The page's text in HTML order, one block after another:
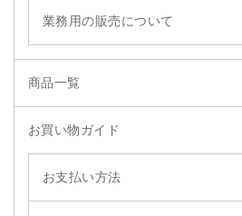
業務用の販売について
商品一覧
お買い物ガイド
お支払い方法